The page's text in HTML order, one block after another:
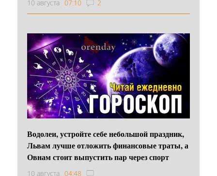
10 августа 07:10 2
Водолеи, устройте себе небольшой праздник,
Львам лучше отложить финансовые траты, а
Овнам стоит выпустить пар через спорт
10 августа 04:48